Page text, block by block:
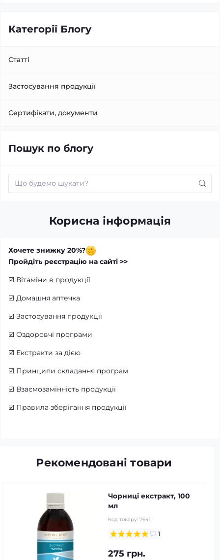
Категорії Блогу
Статті
Застосування продукції
Сертифікати, документи
Пошук по блогу
Корисна інформація
Хочете знижку 20%?
Пройдіть реєстрацію на сайті >>
☑️ Вітаміни в продукції
☑️ Домашня аптечка
☑️ Застосування продукції
☑️ Оздоровчі програми
☑️ Екстракти за дією
☑️ Принципи складання програм
☑️ Взаємозамінність продукції
☑️ Правила зберігання продукції
Рекомендовані товари
Чорниці екстракт, 100
мл
Код товару: 7641
1
275 грн.